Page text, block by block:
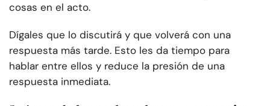
cosas en el acto.
Dígales que lo discutirá y que volverá con una
respuesta más tarde. Esto les da tiempo para
hablar entre ellos y reduce la presión de una
respuesta inmediata.